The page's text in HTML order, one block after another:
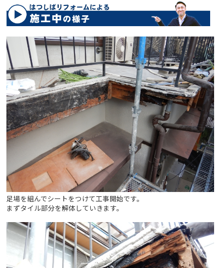
足場を組んでシートをつけて工事開始です。
まずタイル部分を解体していきます。